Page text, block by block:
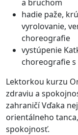
a bruchom
hadie paže,
vyrolovanie,
choreografie
vystúpenie
choreografie
Lektorkou kurzu
zdraviu a
zahraničí Vďaka
orientálneho
spokojnosť.